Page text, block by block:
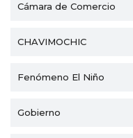
Cámara de Comercio
CHAVIMOCHIC
Fenómeno El Niño
Gobierno